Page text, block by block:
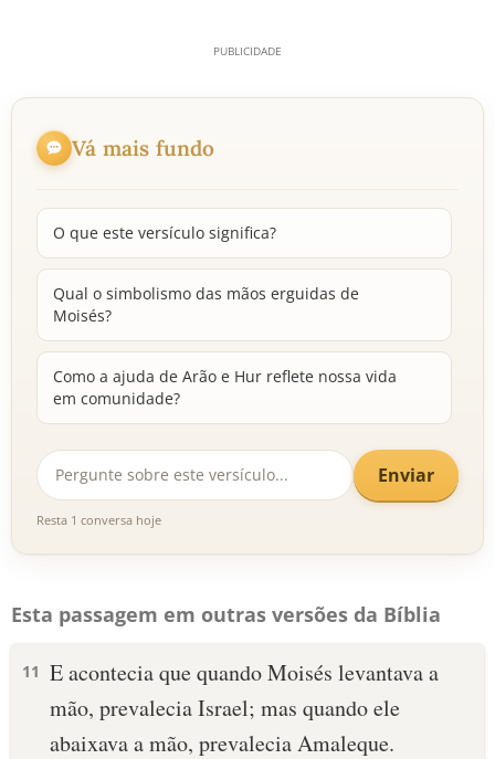
Vá mais fundo
O que este versículo significa?
Qual o simbolismo das mãos erguidas de
Moisés?
Como a ajuda de Arão e Hur reflete nossa vida
em comunidade?
Enviar
Resta 1 conversa hoje
Esta passagem em outras versões da Bíblia
11 E acontecia que quando Moisés levantava a
mão, prevalecia Israel; mas quando ele
abaixava a mão, prevalecia Amaleque.